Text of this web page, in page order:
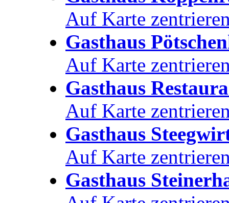
Auf Karte
Gasthaus
Auf Karte
Gasthaus
Auf Karte
Gasthaus
Auf Karte
Gasthaus